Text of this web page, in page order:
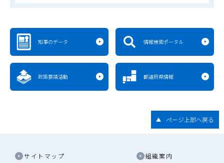
知事のデータ 情報検索ポータル
政策要請活動 都道府県情報
ページ上部へ戻る
サイトマップ 組織案内